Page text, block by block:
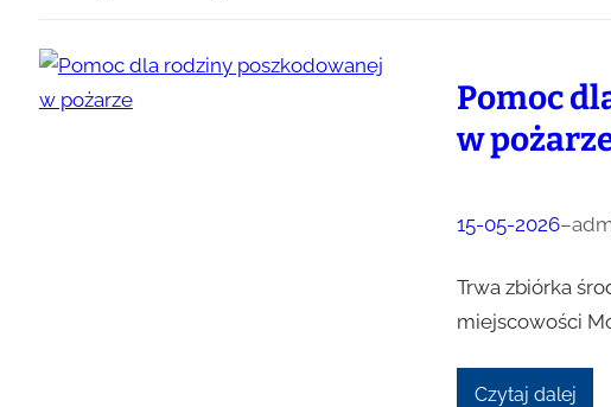
Pomoc
w
15-05-2026–
Trwa zbiórka
miejscowości
Czytaj dalej